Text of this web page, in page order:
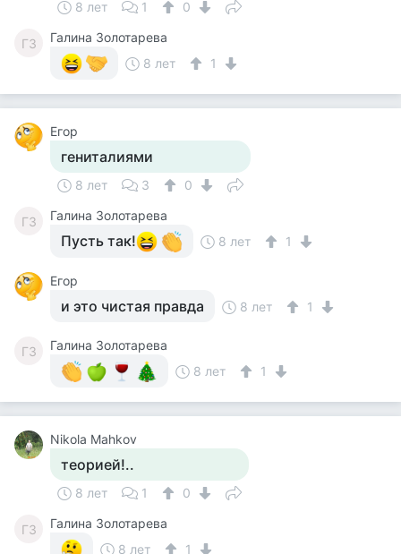
8 лет 1 0
ГЗ
Галина Золотарева
8 лет
1
Егор
гениталиями
8 лет 3 0
ГЗ Галина Золотарева
Пусть так! 8 лет 1
Егор
и это чистая правда 8 лет 1
ГЗ
Галина Золотарева
8 лет
1
Nikola Mahkov
теорией!..
8 лет 1 0
ГЗ
Галина Золотарева
8 лет
1